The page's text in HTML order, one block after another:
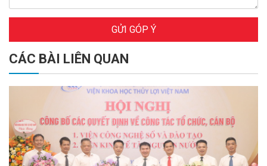
GỬI GÓP Ý
CÁC BÀI LIÊN QUAN